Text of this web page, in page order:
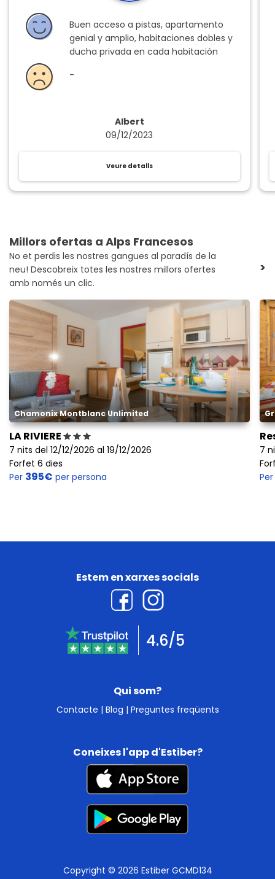
Albert
09/12/2023
Buen acceso a pistas, apartamento
genial y amplio, habitaciones dobles y
ducha privada en cada habitación
-
Veure detalls
Millors ofertas a Alps Francesos
No et perdis les nostres gangues al paradís de la
neu! Descobreix totes les nostres millors ofertes
amb només un clic.
>
Chamonix Montblanc Unlimited
LA RIVIERE
7 nits del 12/12/2026 al 19/12/2026
Forfet 6 dies
Per 395€ per persona
7
Per
Qui som?
Contacte | Blog | Preguntes freqüents
Estem en xarxes socials
4.6/5
Coneixes l'app d'Estiber?
Copyright © 2026 Estiber GCMD134